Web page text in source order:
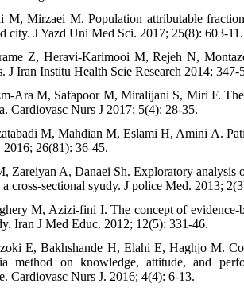
M, Mirzaei M. Population attributable
city. J Yazd Uni Med Sci. 2017; 25(8): 603-11.
Z, Heravi-Karimooi M, Rejeh N,
J Iran Institu Health Scie Research 2014; 347-
Ara M, Safapoor M, Miralijani S, Miri F.
Cardiovasc Nurs J 2017; 5(4): 28-35.
M, Mahdian M, Eslami H, Amini A.
26(81): 36-45.
Zareiyan A, Danaei Sh. Exploratory
cross-sectional syudy. J police Med. 2013;
M, Azizi-fini I. The concept of evidence-
Iran J Med Educ. 2012; 12(5): 331-46.
E, Bakhshande H, Elahi E, Haghjo M.
method on knowledge, attitude, and
Cardiovasc Nurs J. 2016; 4(4): 6-13.